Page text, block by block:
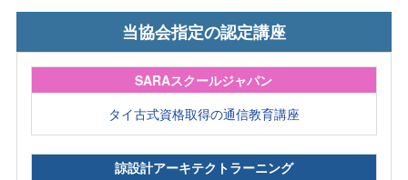
当協会指定の認定講座
SARAスクールジャパン
タイ古式資格取得の通信教育講座
諒設計アーキテクトラーニング